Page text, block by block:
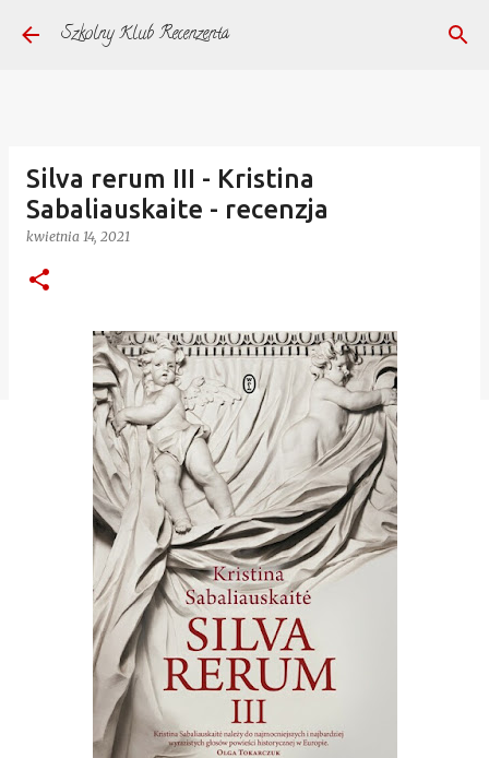
Przejdź do głównej zawartości
Szkolny Klub Recenzenta
Silva rerum III - Kristina
Sabaliauskaite - recenzja
kwietnia 14, 2021